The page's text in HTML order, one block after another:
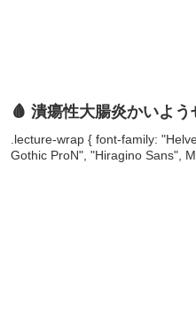
🩸 潰瘍性大腸炎かいよ
.lecture-wrap { font-family:
Gothic ProN", "Hiragino Sans",